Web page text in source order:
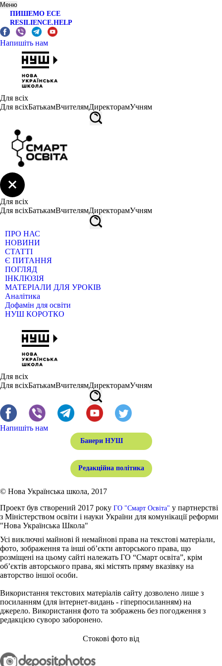
Меню
ПИШЕМО ЕСЕ
RESILIENCE.HELP
Напишіть нам
Для всіх
Для всіхБатькамВчителямДиректорамУчням
Для всіх
Для всіхБатькамВчителямДиректорамУчням
ПРО НАС
НОВИНИ
СТАТТІ
Є ПИТАННЯ
ПОГЛЯД
ІНКЛЮЗІЯ
МАТЕРІАЛИ ДЛЯ УРОКІВ
Аналітика
Дофамін для освіти
НУШ КОРОТКО
Для всіх
Для всіхБатькамВчителямДиректорамУчням
Напишіть нам
Банери НУШ
Редакційна політика
© Нова Українська школа, 2017
Проект був створений 2017 року ГО "Смарт Освіта" у партнерстві
з Міністерством освіти і науки України для комунікації реформи
"Нова Українська Школа"
Усі виключні майнові й немайнові права на текстові матеріали,
фото, зображення та інші об’єкти авторського права, що
розміщені на цьому сайті належать ГО “Смарт освіта”, крім
об’єктів авторського права, які містять пряму вказівку на
авторство іншої особи.
Використання текстових матеріалів сайту дозволено лише з
посиланням (для інтернет-видань - гіперпосиланням) на
джерело. Використання фото та зображень без погодження з
редакцією суворо заборонено.
Стокові фото від